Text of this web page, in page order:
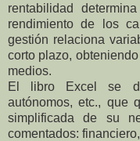
rentabilidad
rendimiento de los
gestión relaciona
corto plazo,
medios.
El libro Excel se
autónomos, etc., que
simplificada de su
comentados: